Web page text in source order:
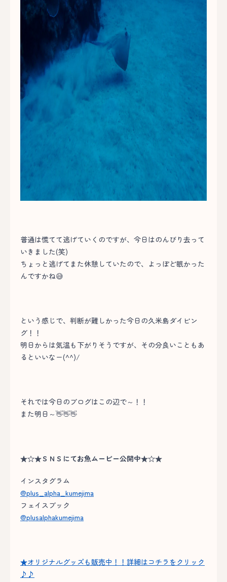
普通は慌てて逃げていくのですが、今日はのんびり去って
いきました(笑)
ちょっと逃げてまた休憩していたので、よっぽど眠かった
んですかね😅
という感じで、判断が難しかった今日の久米島ダイビン
グ！！
明日からは気温も下がりそうですが、その分良いこともあ
るといいなー(^^)/
それでは今日のブログはこの辺で～！！
また明日～👋👋👋
★☆★ＳＮＳにてお魚ムービー公開中★☆★
インスタグラム
@plus_alpha_kumejima
フェイスブック
@plusalphakumejima
★オリジナルグッズも販売中！！詳細はコチラをクリック
♪♪